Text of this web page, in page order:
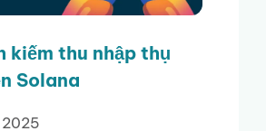
kiếm thu nhập thụ
Solana
2025